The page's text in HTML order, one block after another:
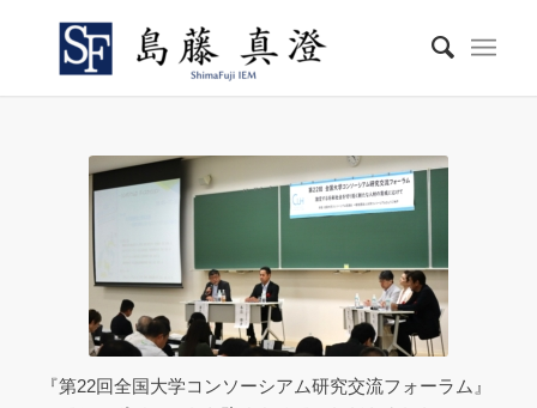
『第22回全国大学コンソーシアム研究交流フォーラム』